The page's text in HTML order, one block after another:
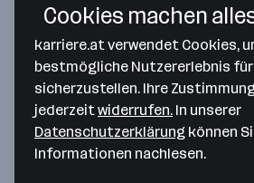
Bitte stimme unseren
Richtlinien zu, um
anzuzeigen.
Cookies machen
karriere.at verwendet Cookies,
bestmögliche Nutzererlebnis für
sicherzustellen. Ihre
jederzeitwiderrufen. In unserer
Datenschutzerklärung können
Informationen nachlesen.